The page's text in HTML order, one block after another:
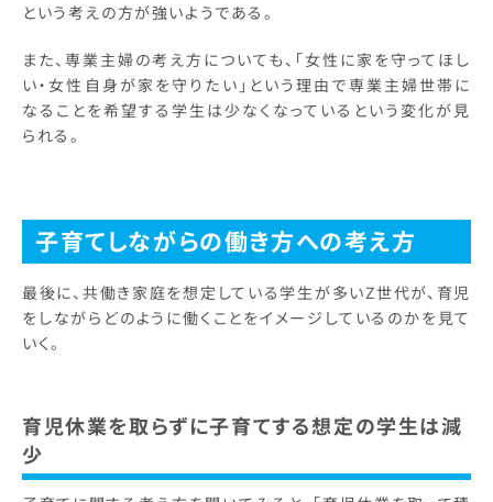
という考えの方が強いようである。
また、専業主婦の考え方についても、「女性に家を守ってほし
い・女性自身が家を守りたい」という理由で専業主婦世帯に
なることを希望する学生は少なくなっているという変化が見
られる。
子育てしながらの働き方への考え方
最後に、共働き家庭を想定している学生が多いZ世代が、育児
をしながらどのように働くことをイメージしているのかを見て
いく。
育児休業を取らずに子育てする想定の学生は減
少